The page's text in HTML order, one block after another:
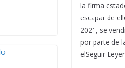
la firma
escapar de
2021, se
por parte de
elSeguir